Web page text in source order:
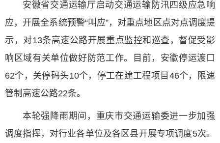
安徽省交通运输厅启动交通运输防汛四级应急响
应，开展全系统预警“叫应”，对重点地区点对点调度提
示，对13条高速公路开展重点监控和巡查，督促受影
响区域有关单位做好防范工作。目前，安徽停运渡口
62个，关停码头10个，停工在建工程项目46个，限速
管制高速公路22条。
本轮强降雨期间，重庆市交通运输委进一步加强
调度指挥，对行业各单位及各区县开展专项调度5次。